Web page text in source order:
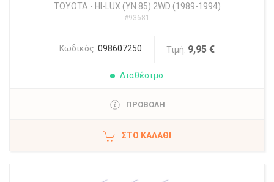
TOYOTA - HI-LUX (YN 85) 2WD (1989-1994)
#93681
Κωδικός: 098607250 Τιμή: 9,95 €
Διαθέσιμο
ΠΡΟΒΟΛΗ
ΣΤΟ ΚΑΛΆΘΙ